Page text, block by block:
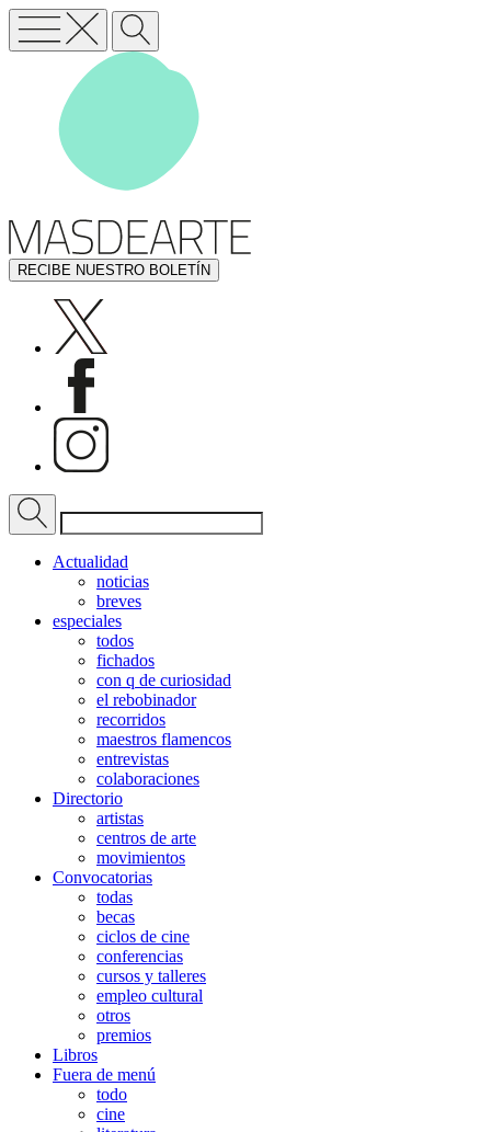
RECIBE NUESTRO BOLETÍN
Actualidad
noticias
breves
especiales
todos
fichados
con q de curiosidad
el rebobinador
recorridos
maestros flamencos
entrevistas
colaboraciones
Directorio
artistas
centros de arte
movimientos
Convocatorias
todas
becas
ciclos de cine
conferencias
cursos y talleres
empleo cultural
otros
premios
Libros
Fuera de menú
todo
cine